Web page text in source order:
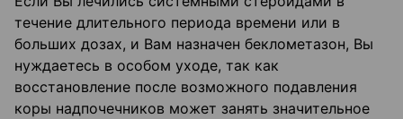
течение длительного периода времени или в
больших дозах, и Вам назначен беклометазон, Вы
нуждаетесь в особом уходе, так как
восстановление после возможного подавления
коры надпочечников может занять значительное